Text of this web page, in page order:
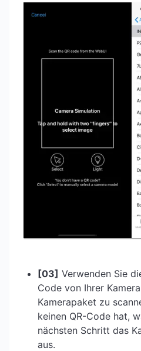
[03] Verwenden Sie
Code von Ihrer
Kamerapaket zu
keinen QR-Code hat,
nächsten Schritt das
aus.